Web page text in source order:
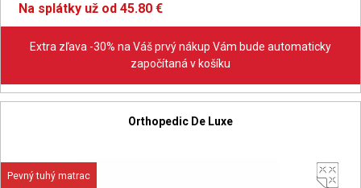
Na splátky už od 45.80 €
Extra zľava -30% na Váš prvý nákup Vám bude automaticky
započítaná v košíku
Orthopedic De Luxe
Pevný tuhý matrac